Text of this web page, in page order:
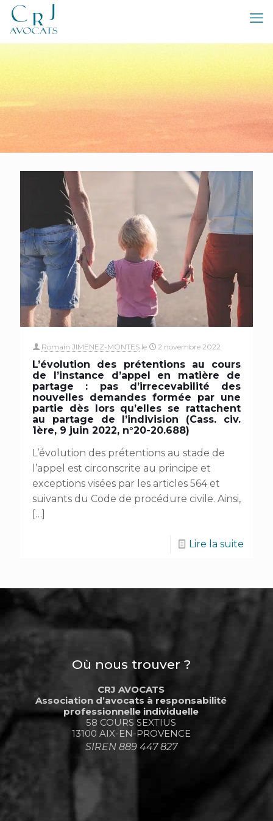
Romain JIMENEZ-MONTES le 2 novembre 2022
L’évolution des prétentions au cours
de l’instance d’appel en matière de
partage : pas d’irrecevabilité des
nouvelles demandes formée par une
partie dès lors qu’elles se rattachent
au partage de l’indivision (Cass. civ.
1ère, 9 juin 2022, n°20-20.688)
L’évolution des prétentions au stade de
l’appel est circonscrite au principe et
exceptions visées par les articles 564 et
suivants du Code de procédure civile. Ainsi,
[…]
Lire la suite
Où nous trouver ?
CRJ AVOCATS
Association d’avocats à responsabilité
professionnelle individuelle
58 COURS SEXTIUS
13100 AIX-EN-PROVENCE
SIREN 889 447 827